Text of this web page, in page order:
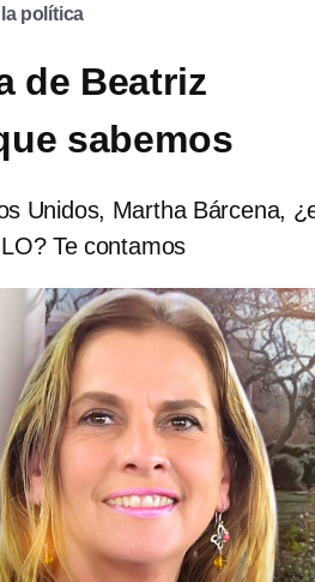
política
de Beatriz
sabemos
Unidos, Martha Bárcena,
Te contamos